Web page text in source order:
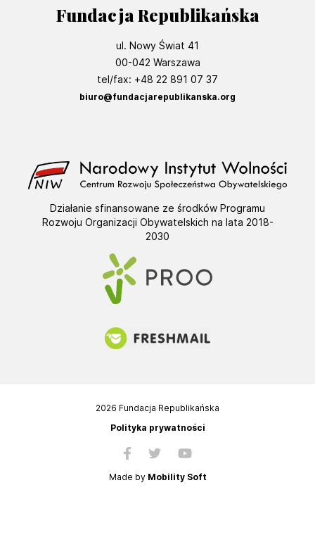
Fundacja Republikańska
ul. Nowy Świat 41
00-042 Warszawa
tel/fax: +48 22 891 07 37
biuro@fundacjarepublikanska.org
Działanie sfinansowane ze środków Programu
Rozwoju Organizacji Obywatelskich na lata 2018-
2030
2026 Fundacja Republikańska
Polityka prywatności
Made by Mobility Soft